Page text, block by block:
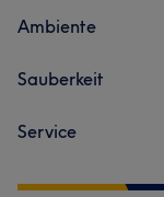
Ambiente
Sauberkeit
Service